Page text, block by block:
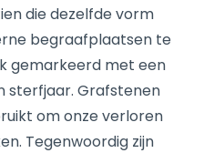
die dezelfde vorm
begraafplaatsen te
gemarkeerd met een
sterfjaar. Grafstenen
om onze verloren
Tegenwoordig zijn